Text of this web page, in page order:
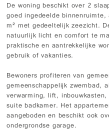
De woning beschikt over 2
goed ingedeelde
m² met gedeeltelijk zeezicht.
natuurlijk licht en comfort te
praktische en aantrekkelijke
gebruik of vakanties.
Bewoners profiteren van
gemeenschappelijk zwembad,
verwarming, lift,
suite badkamer. Het
aangeboden en beschikt ook
ondergrondse garage.